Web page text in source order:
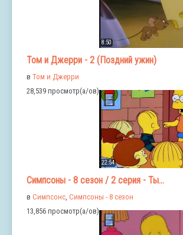
8:50
Том и Джерри - 2 (Поздний ужин)
в Том и Джерри
28,539 просмотр(а/ов)
22:54
Симпсоны - 8 сезон / 2 серия - Ты...
в Симпсонс Симпсоны - 8 сезон
13,856 просмотр(а/ов)